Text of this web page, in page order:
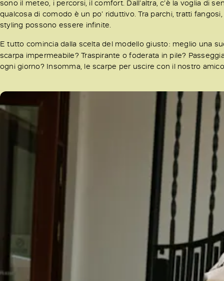
sono il meteo, i percorsi, il comfort. Dall’altra, c’è la voglia di
qualcosa di comodo è un po’ riduttivo. Tra parchi, tratti
styling possono essere infinite.
E tutto comincia dalla scelta del modello giusto: meglio una
scarpa impermeabile? Traspirante o foderata in pile?
ogni giorno? Insomma, le scarpe per uscire con il nostro